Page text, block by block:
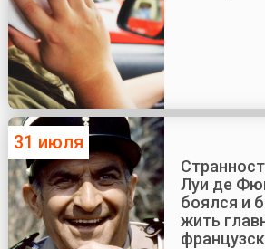
31 июля
Луи де
боялся и
жить